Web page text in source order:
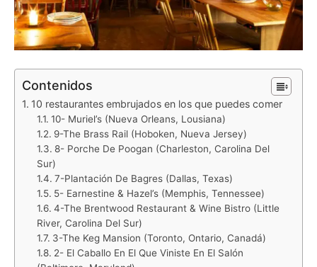
Contenidos
10 restaurantes embrujados en los que puedes comer
10- Muriel’s (Nueva Orleans, Lousiana)
9-The Brass Rail (Hoboken, Nueva Jersey)
8- Porche De Poogan (Charleston, Carolina Del
Sur)
7-Plantación De Bagres (Dallas, Texas)
5- Earnestine & Hazel’s (Memphis, Tennessee)
4-The Brentwood Restaurant & Wine Bistro (Little
River, Carolina Del Sur)
3-The Keg Mansion (Toronto, Ontario, Canadá)
2- El Caballo En El Que Viniste En El Salón